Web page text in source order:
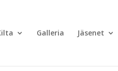
Galleria Jäsenet